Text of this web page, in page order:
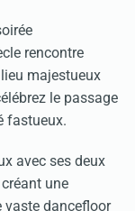
rencontre
majestueux
le passage
fastueux.
avec ses deux
une
vaste dancefloor